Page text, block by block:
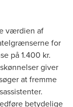
værdien af
for
på 1.400 kr.
giver
at fremme
betydelige